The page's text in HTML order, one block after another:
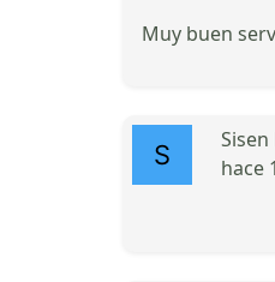
Muy buen
Sisen
hace